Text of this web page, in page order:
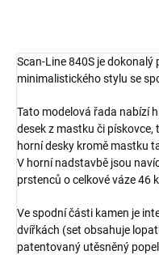
Scan-Line 840S je
minimalistického stylu se
Tato modelová řada nabízí
desek z mastku či
horní desky kromě mastku
V horní nadstavbě jsou
prstenců o celkové váze 46
Ve spodní části kamen je
dvířkách (set obsahuje
patentovaný utěsněný